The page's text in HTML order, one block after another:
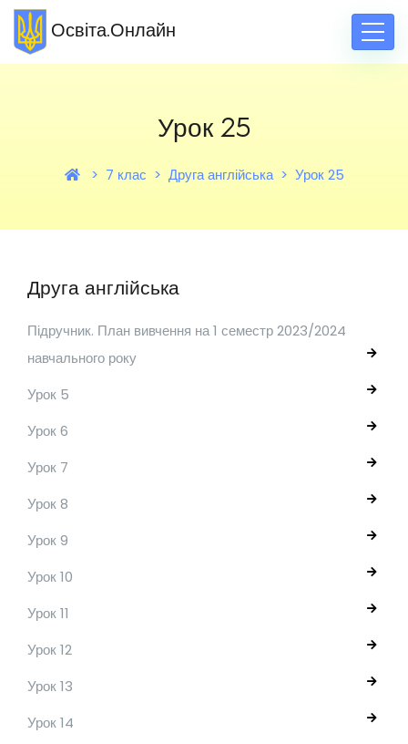
Освіта.Онлайн
Урок 25
7 клас Друга англійська Урок 25
Друга англійська
Підручник. План вивчення на 1 семестр 2023/2024
навчального року
Урок 5
Урок 6
Урок 7
Урок 8
Урок 9
Урок 10
Урок 11
Урок 12
Урок 13
Урок 14